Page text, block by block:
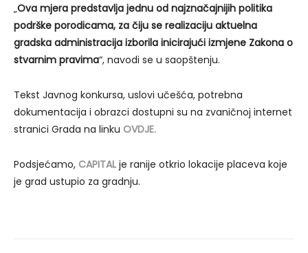
„Ova mjera predstavlja jednu od najznačajnijih politika
podrške porodicama, za čiju se realizaciju aktuelna
gradska administracija izborila inicirajući izmjene Zakona o
stvarnim pravima“, navodi se u saopštenju.
Tekst Javnog konkursa, uslovi učešća, potrebna
dokumentacija i obrazci dostupni su na zvaničnoj internet
stranici Grada na linku OVDJE.
Podsjećamo, CAPITAL je ranije otkrio lokacije placeva koje
je grad ustupio za gradnju.